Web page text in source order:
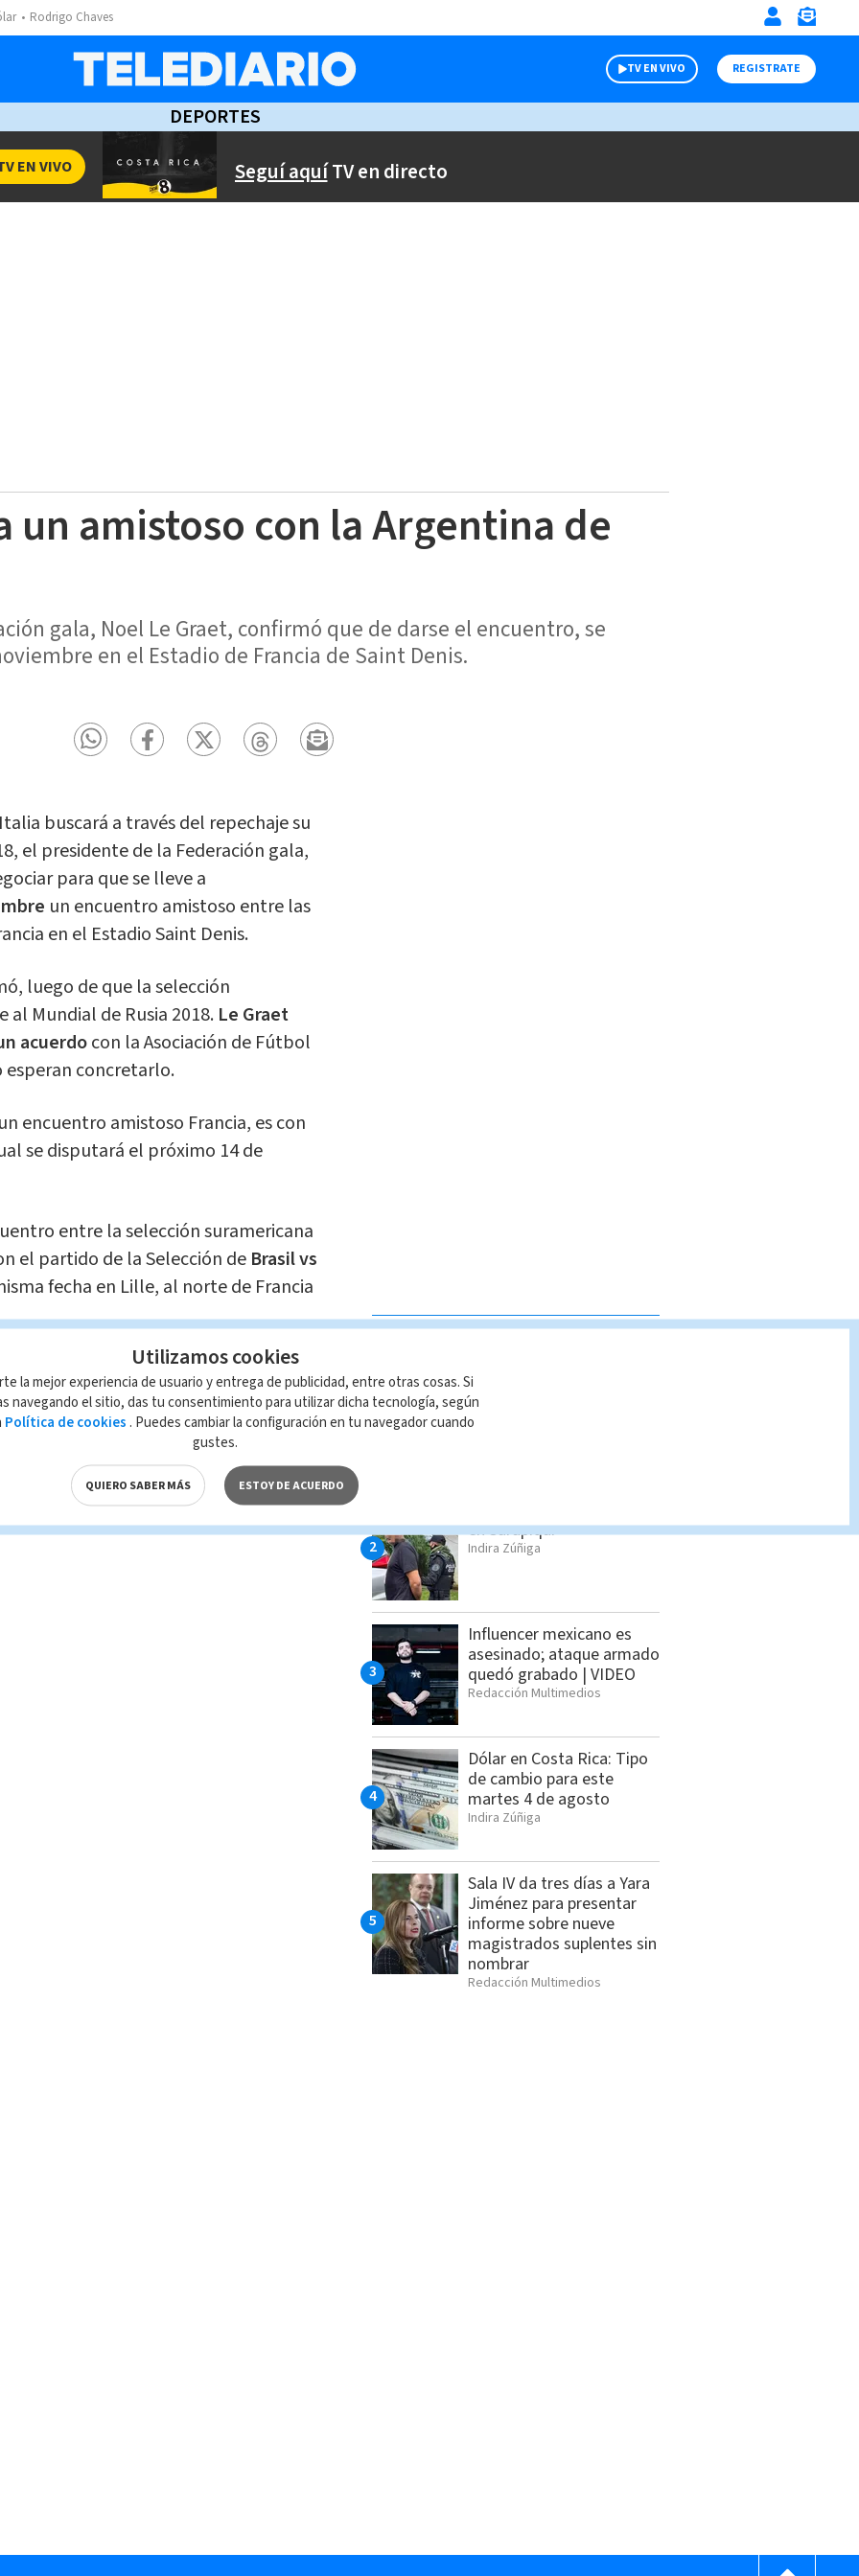
Rodrigo Chaves
TV EN VIVO REGISTRATE
DEPORTES
Seguí aquíTV en directo
EN VIVO
un amistoso con la Argentina de
gala, Noel Le Graet, confirmó que de darse el encuentro, se
en el Estadio de Francia de Saint Denis.
buscará a través del repechaje su
el presidente de la Federación gala,
para que se lleve a
un encuentro amistoso entre las
en el Estadio Saint Denis.
luego de que la selección
al Mundial de Rusia 2018.Le Graet
acuerdocon la Asociación de Fútbol
esperan concretarlo.
encuentro amistoso Francia, es con
se disputará el próximo 14 de
entre la selección suramericana
el partido de la Selección deBrasil vs
fecha en Lille, al norte de Francia
Mundial Fútbol
su reproducción no autorizada constituye una
con las leyes aplicables.
Hombre asesinado en
Siquirres tenía 34 años;
OIJ identificó a la víctima
en Sarapiquí
Indira Zúñiga
Influencer mexicano es
asesinado; ataque armado
quedó grabado | VIDEO
Redacción Multimedios
Dólar en Costa Rica: Tipo
de cambio para este
martes 4 de agosto
Indira Zúñiga
Sala IV da tres días a Yara
Jiménez para presentar
informe sobre nueve
magistrados suplentes sin
nombrar
Redacción Multimedios
Utilizamos cookies
la mejor experiencia de usuario y entrega de publicidad, entre otras cosas. Si
navegando el sitio, das tu consentimiento para utilizar dicha tecnología, según
Política de cookies . Puedes cambiar la configuración en tu navegador cuando
gustes.
QUIERO SABER MÁS ESTOY DE ACUERDO